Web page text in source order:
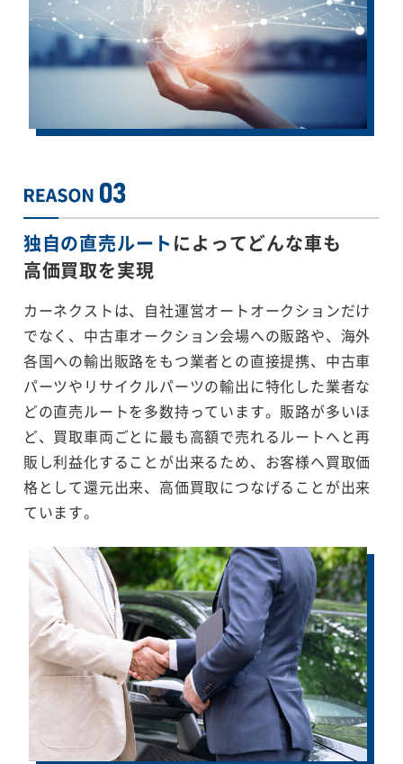
独自の直売ルートによってどんな車も
高価買取を実現
カーネクストは、自社運営オートオークションだけ
でなく、中古車オークション会場への販路や、海外
各国への輸出販路をもつ業者との直接提携、中古車
パーツやリサイクルパーツの輸出に特化した業者な
どの直売ルートを多数持っています。販路が多いほ
ど、買取車両ごとに最も高額で売れるルートへと再
販し利益化することが出来るため、お客様へ買取価
格として還元出来、高価買取につなげることが出来
ています。